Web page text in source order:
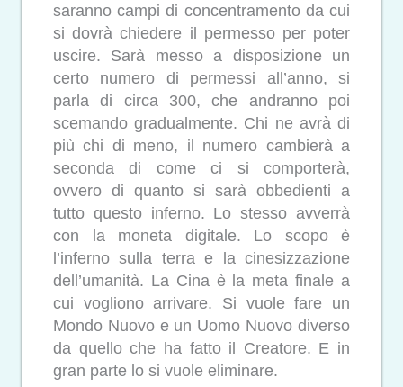
saranno campi di concentramento da cui
si dovrà chiedere il permesso per poter
uscire. Sarà messo a disposizione un
certo numero di permessi all’anno, si
parla di circa 300, che andranno poi
scemando gradualmente. Chi ne avrà di
più chi di meno, il numero cambierà a
seconda di come ci si comporterà,
ovvero di quanto si sarà obbedienti a
tutto questo inferno. Lo stesso avverrà
con la moneta digitale. Lo scopo è
l’inferno sulla terra e la cinesizzazione
dell’umanità. La Cina è la meta finale a
cui vogliono arrivare. Si vuole fare un
Mondo Nuovo e un Uomo Nuovo diverso
da quello che ha fatto il Creatore. E in
gran parte lo si vuole eliminare.